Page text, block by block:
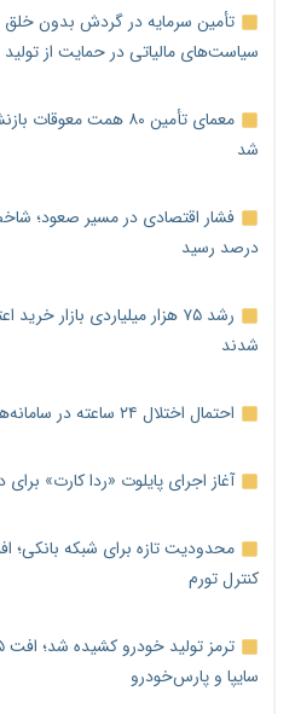
تأمین سرمایه در گردش بدون
سیاست‌های مالیاتی در حمایت از تولید
معمای تأمین ۸۰ همت
شد
درصد رسید
رشد ۷۵ هزار میلیاردی بازار
شدند
احتمال اختلال ۲۴ ساعته در سامانه‌های تأمین اجتماعی
آغاز اجرای پایلوت «ردا کارت»
محدودیت تازه برای شبکه بانکی؛
کنترل تورم
سایپا و پارس‌خودرو